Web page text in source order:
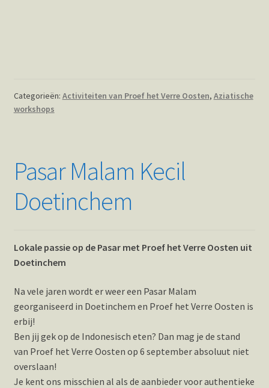
Categorieën: Activiteiten van Proef het Verre Oosten, Aziatische
workshops
Pasar Malam Kecil
Doetinchem
Lokale passie op de Pasar met Proef het Verre Oosten uit
Doetinchem
Na vele jaren wordt er weer een Pasar Malam
georganiseerd in Doetinchem en Proef het Verre Oosten is
erbij!
Ben jij gek op de Indonesisch eten? Dan mag je de stand
van Proef het Verre Oosten op 6 september absoluut niet
overslaan!
Je kent ons misschien al als de aanbieder voor authentieke